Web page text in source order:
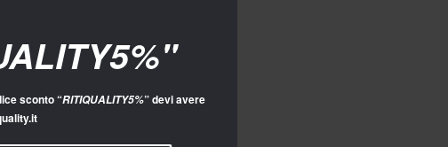
sconto “RITIQUALITY5%” devi avere